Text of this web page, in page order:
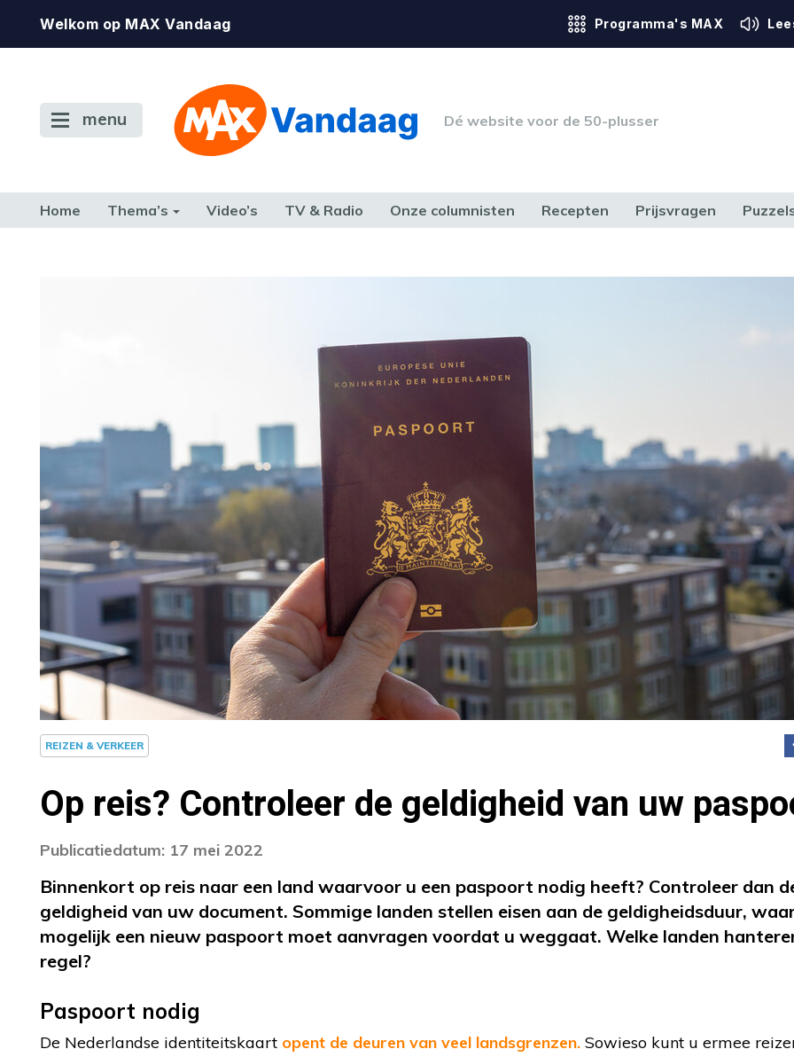
Welkom op MAX Vandaag Programma's MAX
menu Dé website voor de 50-plusser
Home Thema’s Video’s TV & Radio Onze columnisten Recepten Prijsvragen
REIZEN & VERKEER
Op reis? Controleer de geldigheid van uw
Publicatiedatum: 17 mei 2022
Binnenkort op reis naar een land waarvoor u een paspoort nodig heeft? Controleer dan
geldigheid van uw document. Sommige landen stellen eisen aan de geldigheidsduur,
mogelijk een nieuw paspoort moet aanvragen voordat u weggaat. Welke landen
regel?
Paspoort nodig
De Nederlandse identiteitskaart opent de deuren van veel landsgrenzen. Sowieso kunt u ermee